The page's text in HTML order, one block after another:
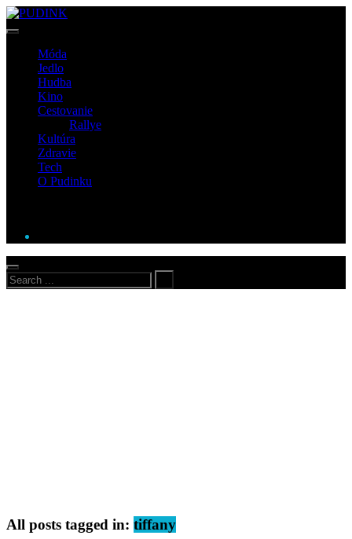
Móda
Jedlo
Hudba
Kino
Cestovanie
Rallye
Kultúra
Zdravie
Tech
O Pudinku
All posts tagged in: tiffany